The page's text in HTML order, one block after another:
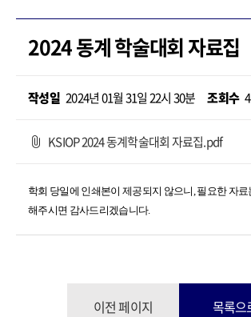
2024 동계 학술대회 자료집
작성일 2024년 01월 31일 22시 30분 조회수
KSIOP 2024 동계학술대회 자료집.pdf
학회 당일에 인쇄본이 제공되지 않으니, 필요한 자
해주시면 감사드리겠습니다.
이전 페이지 목록으